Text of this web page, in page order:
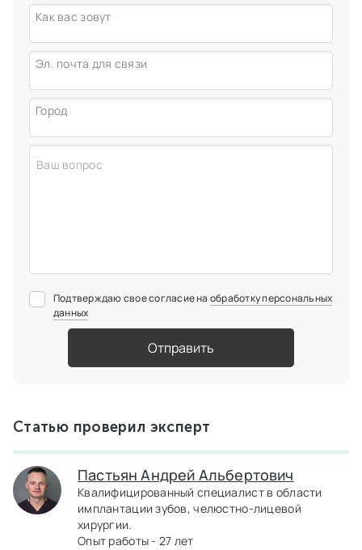
детский стоматолог (12-18 лет)
Как вас зовут
Эл. почта для связи
Город
Подтверждаю свое согласие на обработку персональных
данных
Отправить
Статью проверил эксперт
Пастьян Андрей Альбертович
Квалифицированный специалист в области
имплантации зубов, челюстно-лицевой
хирургии.
Опыт работы - 27 лет